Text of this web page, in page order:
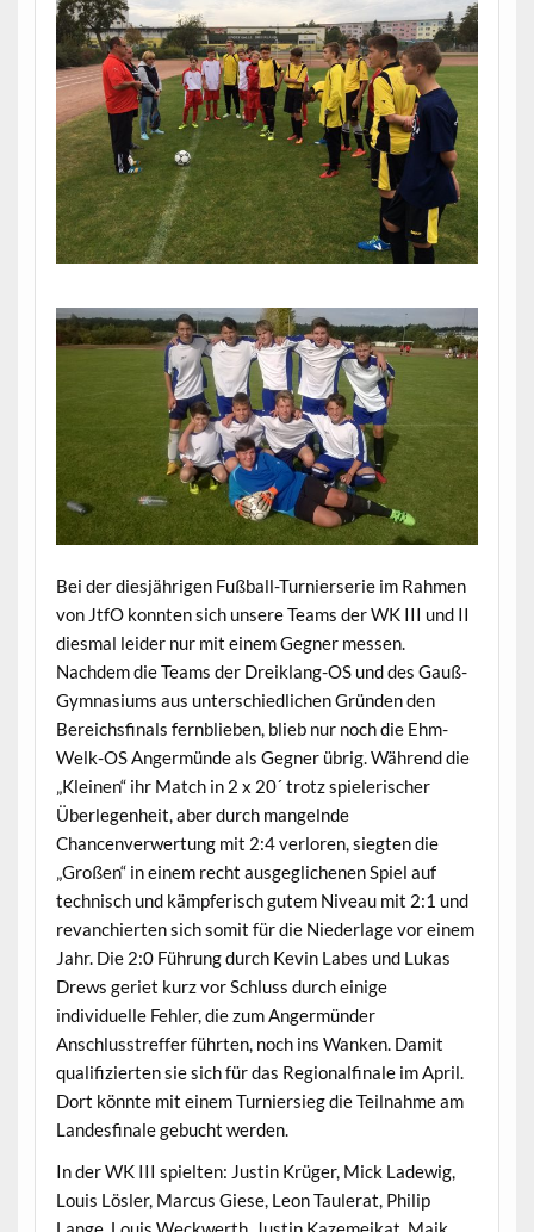
Bei der diesjährigen Fußball-Turnierserie im Rahmen
von JtfO konnten sich unsere Teams der WK III und II
diesmal leider nur mit einem Gegner messen.
Nachdem die Teams der Dreiklang-OS und des Gauß-
Gymnasiums aus unterschiedlichen Gründen den
Bereichsfinals fernblieben, blieb nur noch die Ehm-
Welk-OS Angermünde als Gegner übrig. Während die
„Kleinen“ ihr Match in 2 x 20´ trotz spielerischer
Überlegenheit, aber durch mangelnde
Chancenverwertung mit 2:4 verloren, siegten die
„Großen“ in einem recht ausgeglichenen Spiel auf
technisch und kämpferisch gutem Niveau mit 2:1 und
revanchierten sich somit für die Niederlage vor einem
Jahr. Die 2:0 Führung durch Kevin Labes und Lukas
Drews geriet kurz vor Schluss durch einige
individuelle Fehler, die zum Angermünder
Anschlusstreffer führten, noch ins Wanken. Damit
qualifizierten sie sich für das Regionalfinale im April.
Dort könnte mit einem Turniersieg die Teilnahme am
Landesfinale gebucht werden.
In der WK III spielten: Justin Krüger, Mick Ladewig,
Louis Lösler, Marcus Giese, Leon Taulerat, Philip